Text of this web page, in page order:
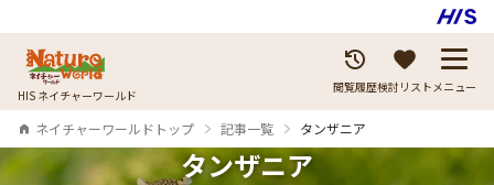
HIS ネイチャーワールド 閲覧履歴検討リストメニュー
ネイチャーワールドトップ 記事一覧 タンザニア
タンザニア